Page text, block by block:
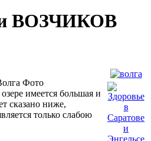
ВОЗЧИКОВ
имеется большая и
сказано ниже,
только слабою